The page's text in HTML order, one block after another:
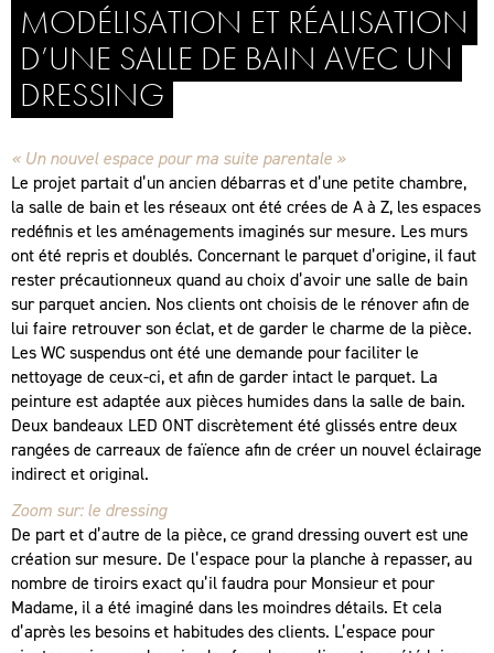
MODÉLISATION ET RÉALISATION
D’UNE SALLE DE BAIN AVEC UN
DRESSING
« Un nouvel espace pour ma suite parentale »
Le projet partait d’un ancien débarras et d’une petite chambre,
la salle de bain et les réseaux ont été crées de A à Z, les espaces
redéfinis et les aménagements imaginés sur mesure. Les murs
ont été repris et doublés. Concernant le parquet d’origine, il faut
rester précautionneux quand au choix d’avoir une salle de bain
sur parquet ancien. Nos clients ont choisis de le rénover afin de
lui faire retrouver son éclat, et de garder le charme de la pièce.
Les WC suspendus ont été une demande pour faciliter le
nettoyage de ceux-ci, et afin de garder intact le parquet. La
peinture est adaptée aux pièces humides dans la salle de bain.
Deux bandeaux LED ONT discrètement été glissés entre deux
rangées de carreaux de faïence afin de créer un nouvel éclairage
indirect et original.
Zoom sur: le dressing
De part et d’autre de la pièce, ce grand dressing ouvert est une
création sur mesure. De l’espace pour la planche à repasser, au
nombre de tiroirs exact qu’il faudra pour Monsieur et pour
Madame, il a été imaginé dans les moindres détails. Et cela
d’après les besoins et habitudes des clients. L’espace pour